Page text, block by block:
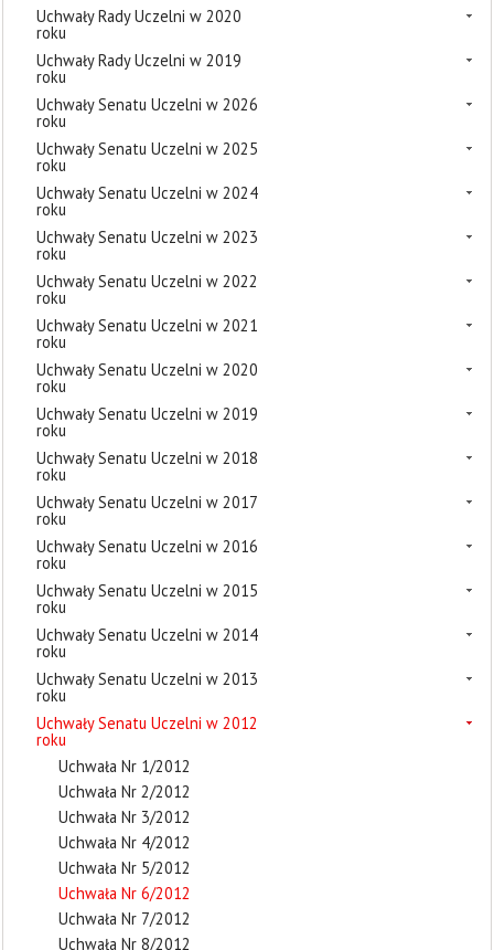
Uchwały Rady Uczelni w 2020
roku
Uchwały Rady Uczelni w 2019
roku
Uchwały Senatu Uczelni w 2026
roku
Uchwały Senatu Uczelni w 2025
roku
Uchwały Senatu Uczelni w 2024
roku
Uchwały Senatu Uczelni w 2023
roku
Uchwały Senatu Uczelni w 2022
roku
Uchwały Senatu Uczelni w 2021
roku
Uchwały Senatu Uczelni w 2020
roku
Uchwały Senatu Uczelni w 2019
roku
Uchwały Senatu Uczelni w 2018
roku
Uchwały Senatu Uczelni w 2017
roku
Uchwały Senatu Uczelni w 2016
roku
Uchwały Senatu Uczelni w 2015
roku
Uchwały Senatu Uczelni w 2014
roku
Uchwały Senatu Uczelni w 2013
roku
Uchwały Senatu Uczelni w 2012
roku
Uchwała Nr 1/2012
Uchwała Nr 2/2012
Uchwała Nr 3/2012
Uchwała Nr 4/2012
Uchwała Nr 5/2012
Uchwała Nr 6/2012
Uchwała Nr 7/2012
Uchwała Nr 8/2012